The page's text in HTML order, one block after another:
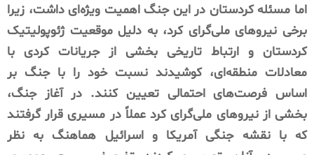
اما مسئله کردستان در این جنگ اهمیت ویژه‌ای داشت، زیرا
برخی نیروهای ملی‌گرای کرد، به دلیل موقعیت ژئوپولیتیک
کردستان و ارتباط تاریخی بخشی از جریانات کردی با
معادلات منطقه‌ای، کوشیدند نسبت خود را با جنگ بر
اساس فرصت‌های احتمالی تعیین کنند. در آغاز جنگ،
بخشی از نیروهای ملی‌گرای کرد عملاً در مسیری قرار گرفتند
که با نقشه جنگی آمریکا و اسرائیل هماهنگ به نظر